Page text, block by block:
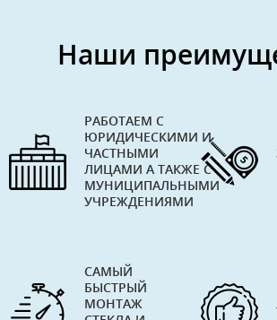
Наши
РАБОТАЕМ С
ЮРИДИЧЕСКИМИ И
ЧАСТНЫМИ
ЛИЦАМИ А ТАКЖЕ С
МУНИЦИПАЛЬНЫМИ
УЧРЕЖДЕНИЯМИ
САМЫЙ
БЫСТРЫЙ
МОНТАЖ